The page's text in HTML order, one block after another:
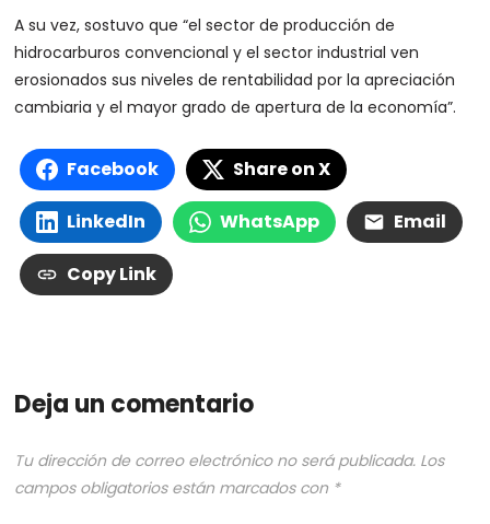
A su vez, sostuvo que “el sector de producción de
hidrocarburos convencional y el sector industrial ven
erosionados sus niveles de rentabilidad por la apreciación
cambiaria y el mayor grado de apertura de la economía”.
Facebook Share on X
LinkedIn WhatsApp Email
Copy Link
Deja un comentario
Tu dirección de correo electrónico no será publicada. Los
campos obligatorios están marcados con *